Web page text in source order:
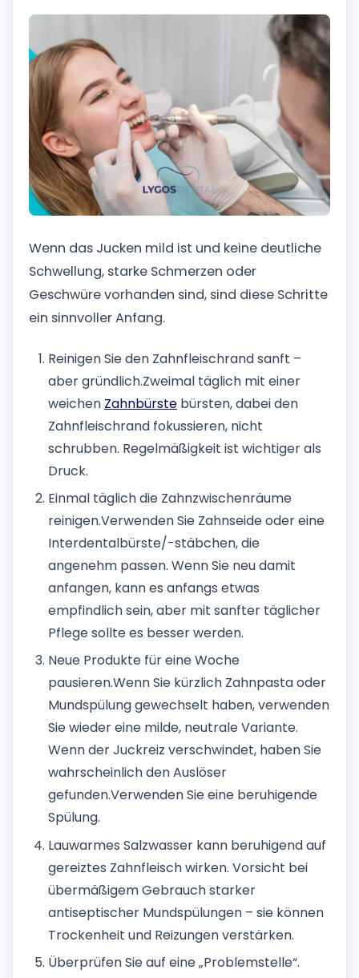
Wenn das Jucken mild ist und keine deutliche
Schwellung, starke Schmerzen oder
Geschwüre vorhanden sind, sind diese Schritte
ein sinnvoller Anfang.
Reinigen Sie den Zahnfleischrand sanft –
aber gründlich.Zweimal täglich mit einer
weichen Zahnbürste bürsten, dabei den
Zahnfleischrand fokussieren, nicht
schrubben. Regelmäßigkeit ist wichtiger als
Druck.
Einmal täglich die Zahnzwischenräume
reinigen.Verwenden Sie Zahnseide oder eine
Interdentalbürste/-stäbchen, die
angenehm passen. Wenn Sie neu damit
anfangen, kann es anfangs etwas
empfindlich sein, aber mit sanfter täglicher
Pflege sollte es besser werden.
Neue Produkte für eine Woche
pausieren.Wenn Sie kürzlich Zahnpasta oder
Mundspülung gewechselt haben, verwenden
Sie wieder eine milde, neutrale Variante.
Wenn der Juckreiz verschwindet, haben Sie
wahrscheinlich den Auslöser
gefunden.Verwenden Sie eine beruhigende
Spülung.
Lauwarmes Salzwasser kann beruhigend auf
gereiztes Zahnfleisch wirken. Vorsicht bei
übermäßigem Gebrauch starker
antiseptischer Mundspülungen – sie können
Trockenheit und Reizungen verstärken.
Überprüfen Sie auf eine „Problemstelle“.